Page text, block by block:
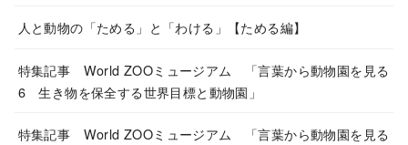
人と動物の「ためる」と「わける」【ためる編】
特集記事 World ZOOミュージアム 「言葉から動物園を見る
6 生き物を保全する世界目標と動物園」
特集記事 World ZOOミュージアム 「言葉から動物園を見る